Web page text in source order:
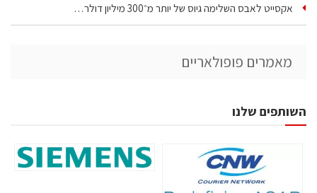
אקסייט לאבס השלימה גיוס של יותר מ־300 מיליון דולר…
מאמרים פופולאריים
השותפים שלנו